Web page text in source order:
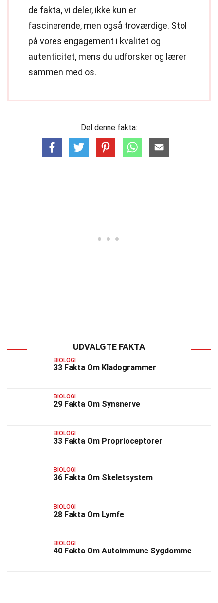
de fakta, vi deler, ikke kun er
fascinerende, men også troværdige. Stol
på vores engagement i kvalitet og
autenticitet, mens du udforsker og lærer
sammen med os.
Del denne fakta:
UDVALGTE FAKTA
BIOLOGI
33 Fakta Om Kladogrammer
BIOLOGI
29 Fakta Om Synsnerve
BIOLOGI
33 Fakta Om Proprioceptorer
BIOLOGI
36 Fakta Om Skeletsystem
BIOLOGI
28 Fakta Om Lymfe
BIOLOGI
40 Fakta Om Autoimmune Sygdomme